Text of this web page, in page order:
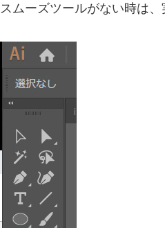
スムーズツールがない時は、